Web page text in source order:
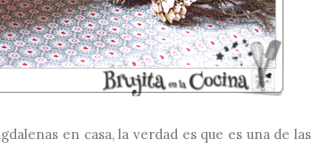
en casa, la verdad es que es una de las